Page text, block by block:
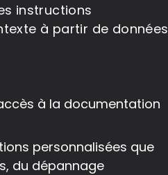
instructions
à partir de données
à la documentation
personnalisées que
du dépannage